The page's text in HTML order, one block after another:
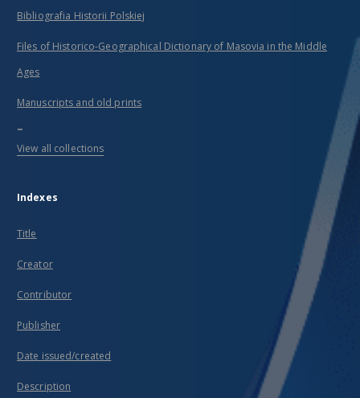
Bibliografia Historii Polskiej
Files of Historico-Geographical Dictionary of Masovia in the Middle
Ages
Manuscripts and old prints
...
View all collections
Indexes
Title
Creator
Contributor
Publisher
Date issued/created
Description